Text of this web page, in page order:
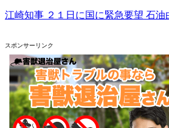
江崎知事 ２１日に国に緊急要望 石
スポンサーリンク